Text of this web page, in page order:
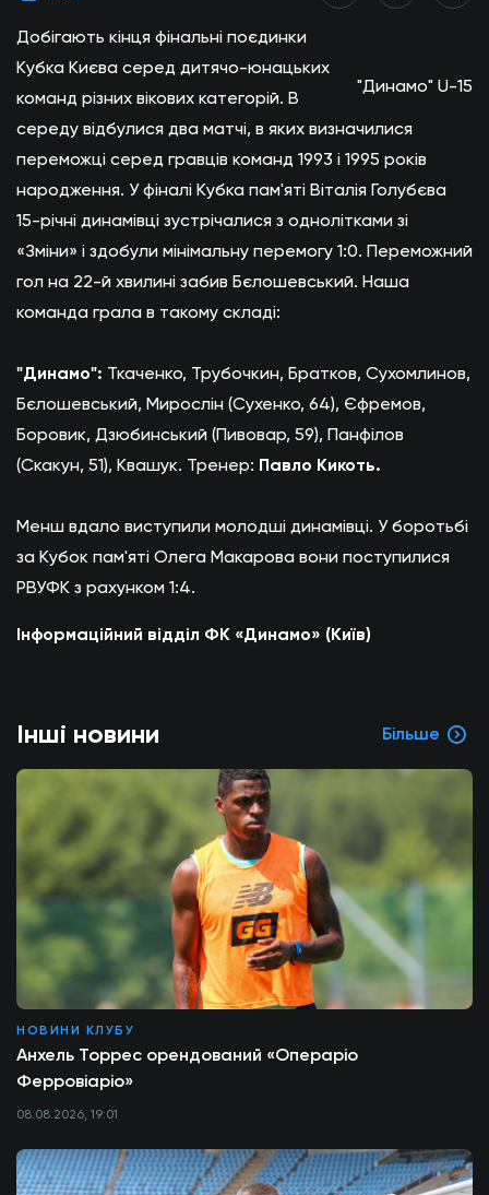
"Динамо" U-15
Добігають кінця фінальні поєдинки
Кубка Києва серед дитячо-юнацьких
команд різних вікових категорій. В
середу відбулися два матчі, в яких визначилися
переможці серед гравців команд 1993 і 1995 років
народження. У фіналі Кубка пам'яті Віталія Голубєва
15-річні динамівці зустрічалися з однолітками зі
«Зміни» і здобули мінімальну перемогу 1:0. Переможний
гол на 22-й хвилині забив Бєлошевський. Наша
команда грала в такому складі:
"Динамо": Ткаченко, Трубочкин, Братков, Сухомлинов,
Бєлошевський, Мирослін (Сухенко, 64), Єфремов,
Боровик, Дзюбинський (Пивовар, 59), Панфілов
(Скакун, 51), Квашук. Тренер: Павло Кикоть.
Менш вдало виступили молодші динамівці. У боротьбі
за Кубок пам'яті Олега Макарова вони поступилися
РВУФК з рахунком 1:4.
Інформаційний відділ ФК «Динамо» (Київ)
Інші новини Більше
НОВИНИ КЛУБУ
Анхель Торрес орендований «Операріо
Ферровіаріо»
08.08.2026, 19:01